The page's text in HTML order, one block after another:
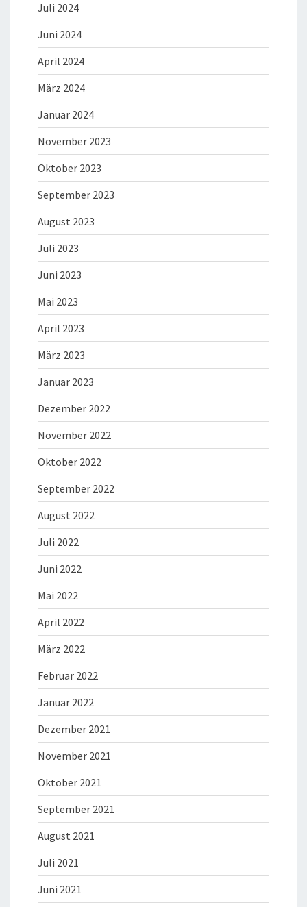
Juli 2024
Juni 2024
April 2024
März 2024
Januar 2024
November 2023
Oktober 2023
September 2023
August 2023
Juli 2023
Juni 2023
Mai 2023
April 2023
März 2023
Januar 2023
Dezember 2022
November 2022
Oktober 2022
September 2022
August 2022
Juli 2022
Juni 2022
Mai 2022
April 2022
März 2022
Februar 2022
Januar 2022
Dezember 2021
November 2021
Oktober 2021
September 2021
August 2021
Juli 2021
Juni 2021